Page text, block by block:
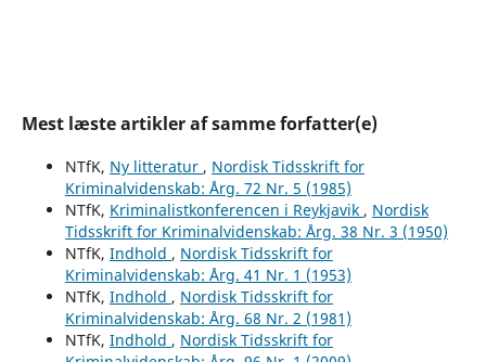
Mest læste artikler af samme forfatter(e)
NTfK, Ny litteratur , Nordisk Tidsskrift for
Kriminalvidenskab: Årg. 72 Nr. 5 (1985)
NTfK, Kriminalistkonferencen i Reykjavik , Nordisk
Tidsskrift for Kriminalvidenskab: Årg. 38 Nr. 3 (1950)
NTfK, Indhold , Nordisk Tidsskrift for
Kriminalvidenskab: Årg. 41 Nr. 1 (1953)
NTfK, Indhold , Nordisk Tidsskrift for
Kriminalvidenskab: Årg. 68 Nr. 2 (1981)
NTfK, Indhold , Nordisk Tidsskrift for